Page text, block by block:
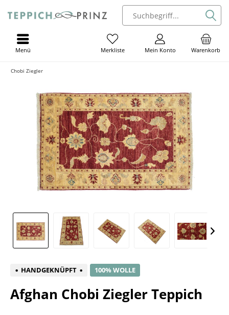
Warenkorb
Mein Konto
Merkliste
Menü
Chobi Ziegler
HANDGEKNÜPFT 100% WOLLE
Afghan Chobi Ziegler Teppich